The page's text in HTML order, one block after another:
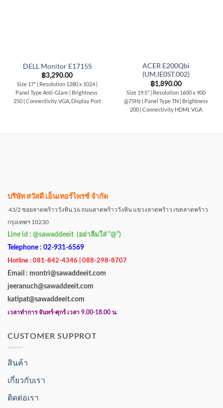
DELL Monitor E1715S
฿3,290.00
Size 17" | Resolution 1280 x 1024 |
Panel Type Anti-Glare | Brightness
250 | Connectivity VGA, Display Port
ACER E200Qbi
(UM.IE0ST.002)
฿1,890.00
Size 19.5" | Resolution 1600 x 900
@75Hz | Panel Type TN | Brightness
200 | Connectivity HDMI, VGA
บริษัท สวัสดี เอ็นเทอร์ไพรซ์ จำกัด
43/2 ซอยลาดพร้าววังหิน 16 ถนนลาดพร้าววังหิน แขวงลาดพร้าว เขตลาดพร้าว
กรุงเทพฯ 10230
Line id : @sawaddeeit (อย่าลืมใส่ “@”)
Telephone : 02-931-6569
Hotline : 081-842-4346 | 088-298-8707
Email : montri@sawaddeeit.com
jeeranuch@sawaddeeit.com
katipat@sawaddeeit.com
เวลาทำการ จันทร์-ศุกร์ เวลา 9.00-18.00 น.
CUSTOMER SUPPROT
สินค้า
เกี่ยวกับเรา
ติดต่อเรา